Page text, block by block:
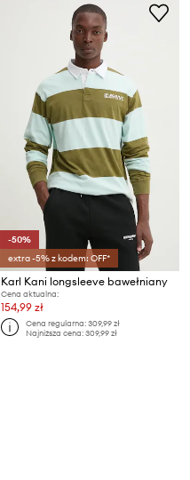
-50%
extra -5% z kodem: OFF*
Karl Kani longsleeve bawełniany
Cena aktualna:
154,99 zł
Cena regularna:309,99 zł
Najniższa cena:309,99 zł